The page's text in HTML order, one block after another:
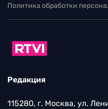
Политика обработки
Редакция
115280, г. Москва, ул.